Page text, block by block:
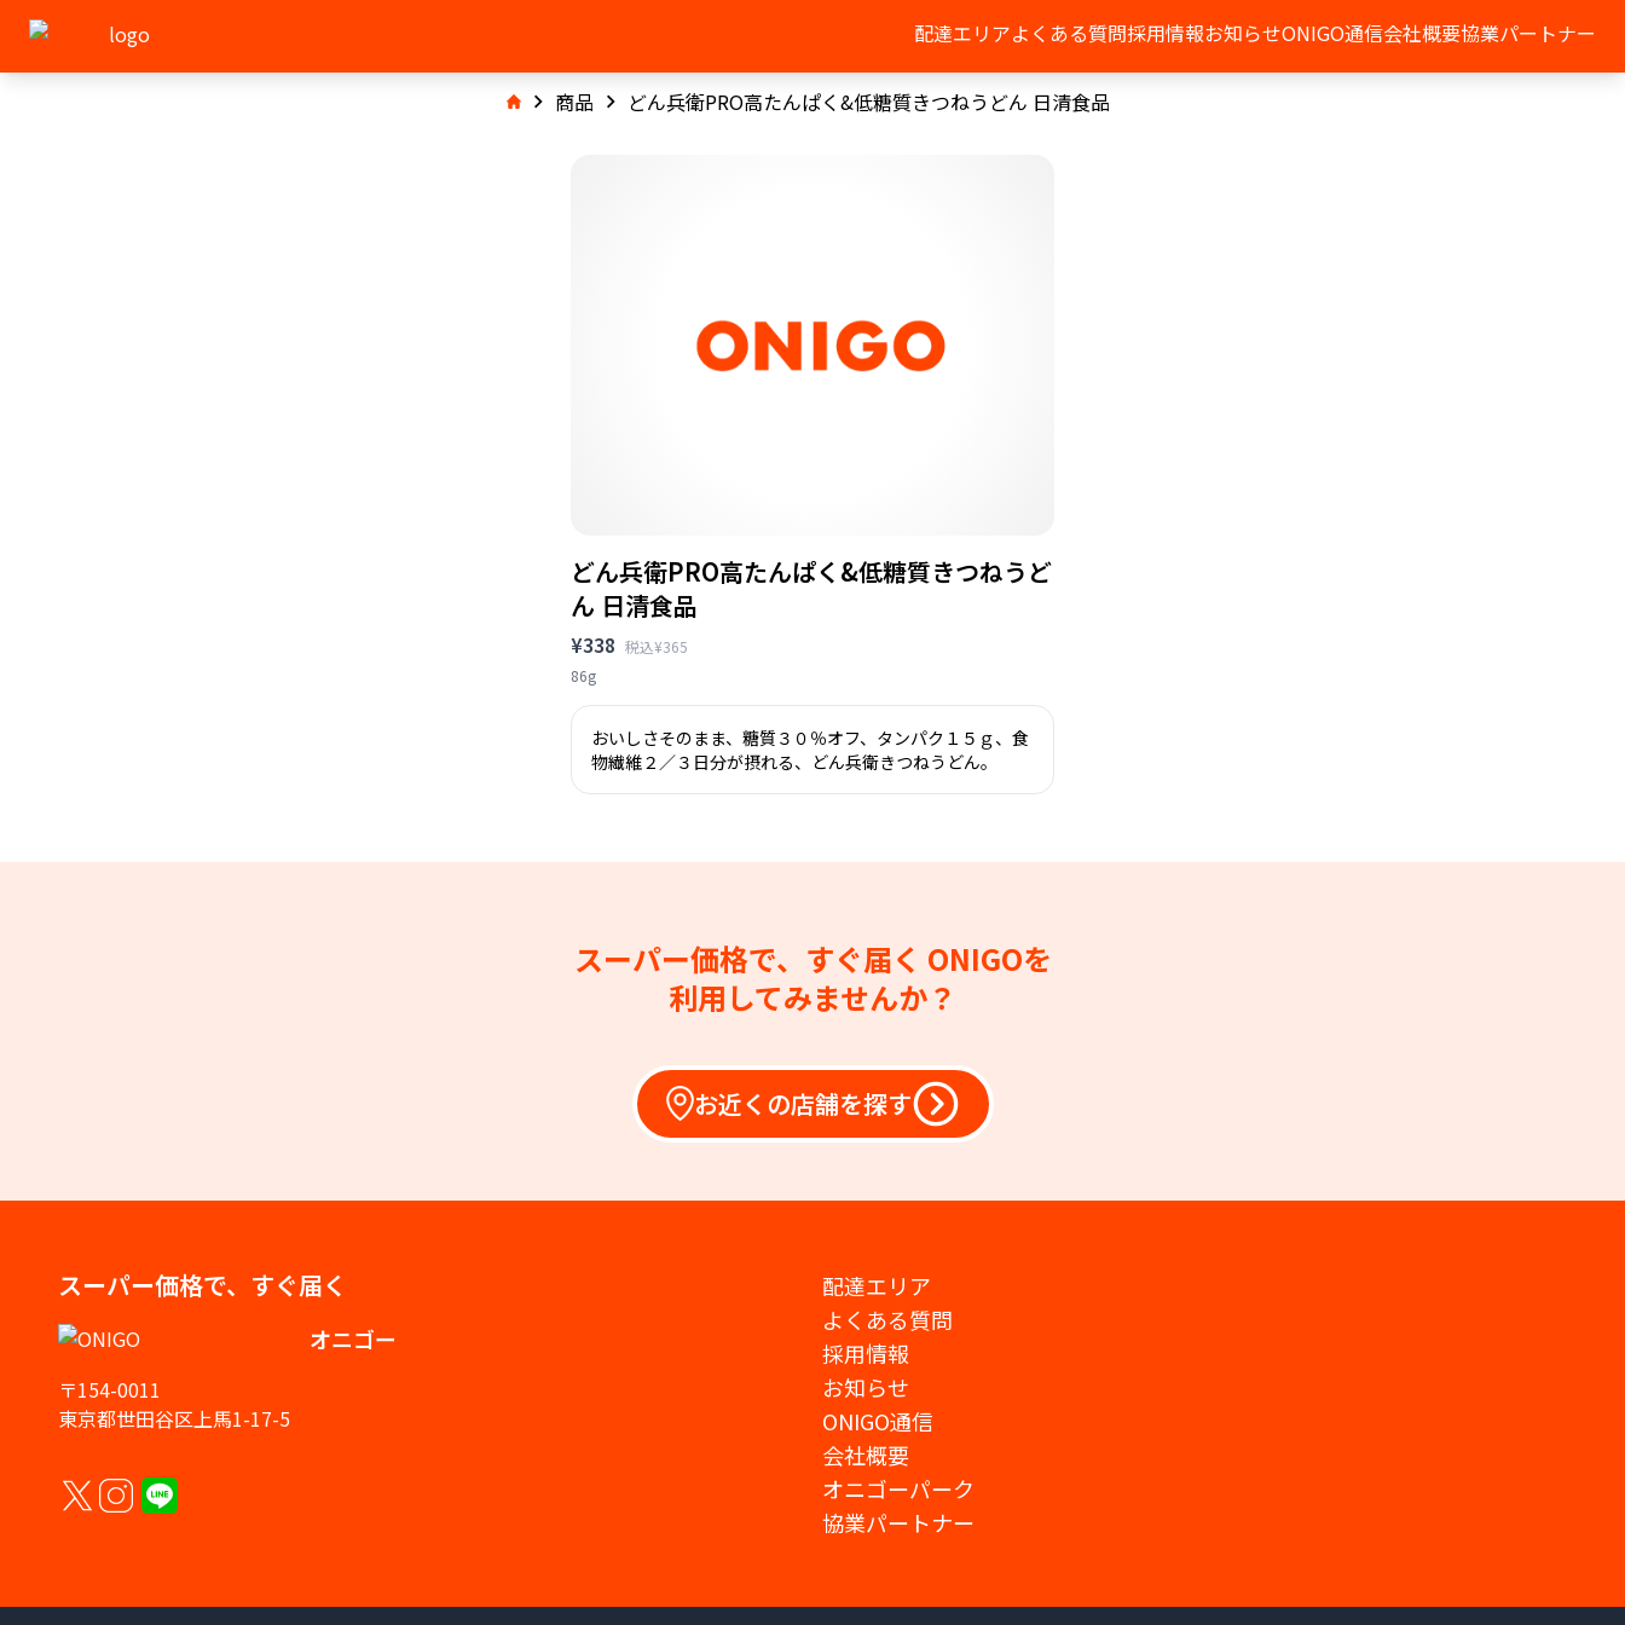
配達エリアよくある質問採用情報お知らせONIGO通信会社概要協業パートナー
商品 どん兵衛PRO高たんぱく&低糖質きつねうどん 日清食品
どん兵衛PRO高たんぱく&低糖質きつねうど
ん 日清食品
¥338 税込¥365
86g
おいしさそのまま、糖質３０％オフ、タンパク１５ｇ、食
物繊維２／３日分が摂れる、どん兵衛きつねうどん。
スーパー価格で、すぐ届く ONIGOを
利用してみませんか？
お近くの店舗を探す
スーパー価格で、すぐ届く
オニゴー
〒154-0011
東京都世田谷区上馬1-17-5
配達エリア
よくある質問
採用情報
お知らせ
ONIGO通信
会社概要
オニゴーパーク
協業パートナー